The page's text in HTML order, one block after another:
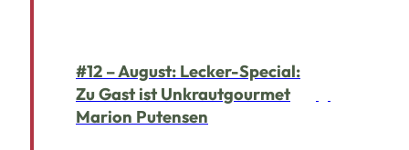
#12 – August: Lecker-Special:
Zu Gast ist Unkrautgourmet
Marion Putensen